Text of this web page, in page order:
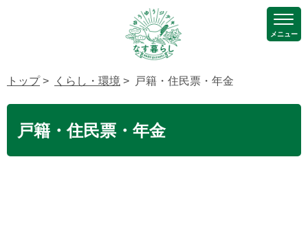
メニュー
トップ> くらし・環境 > 戸籍・住民票・年金
戸籍・住民票・年金